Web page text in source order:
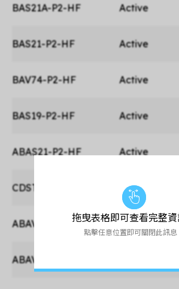
BAS21A-P2-HF Active
BAS21-P2-HF Active
BAV74-P2-HF Active
BAS19-P2-HF Active
ABAS21-P2-HF Active
CDST-3004S-HF Active
ABAV3004W-HF Active
ABAV3004WS-HF
拖曳表格即可查看完整資
點擊任意位置即可關閉此訊息